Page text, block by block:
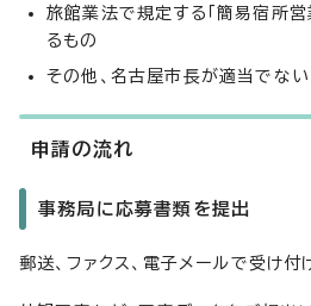
旅館業法で規定する「簡易宿所営
るもの
その他、名古屋市長が適当でな
申請の流れ
事務局に応募書類を提出
郵送、ファクス、電子メールで受け付